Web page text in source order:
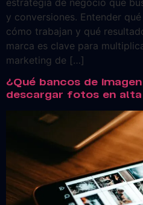
y conversiones. Entender
cómo trabajan y qué
marca es clave para
marketing de […]
¿Qué bancos de
descargar fotos en